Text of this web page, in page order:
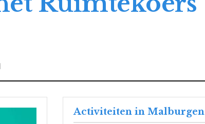
Activiteiten in Malburgen